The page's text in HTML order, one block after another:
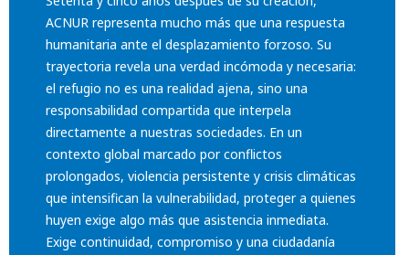
ACNUR representa mucho más que una respuesta
humanitaria ante el desplazamiento forzoso. Su
trayectoria revela una verdad incómoda y necesaria:
el refugio no es una realidad ajena, sino una
responsabilidad compartida que interpela
directamente a nuestras sociedades. En un
contexto global marcado por conflictos
prolongados, violencia persistente y crisis climáticas
que intensifican la vulnerabilidad, proteger a quienes
huyen exige algo más que asistencia inmediata.
Exige continuidad, compromiso y una ciudadanía